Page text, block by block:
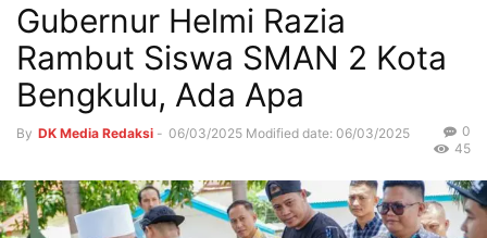
Gubernur Helmi Razia
Rambut Siswa SMAN 2 Kota
Bengkulu, Ada Apa
By DK Media Redaksi - 06/03/2025 Modified date: 06/03/2025
0
45